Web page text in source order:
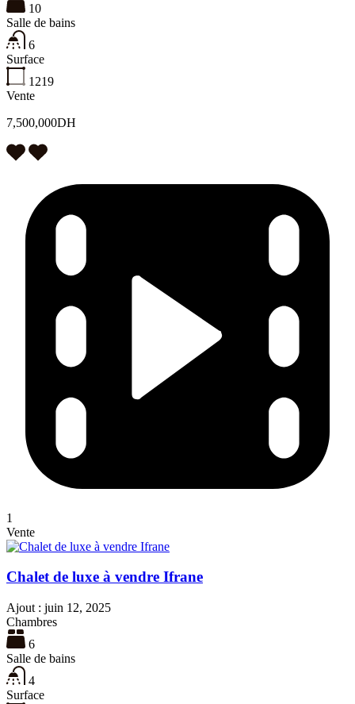
10
Salle de bains
6
Surface
1219
Vente
7,500,000DH
1
Vente
Chalet de luxe à vendre Ifrane
Ajout : juin 12, 2025
Chambres
6
Salle de bains
4
Surface